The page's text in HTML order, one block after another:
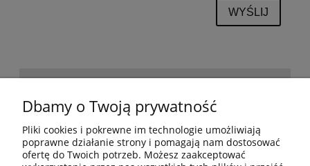
WYŚLIJ
BESTSELLERY
Dbamy o Twoją prywatność
Pliki cookies i pokrewne im technologie umożliwiają
poprawne działanie strony i pomagają nam dostosować
ofertę do Twoich potrzeb. Możesz zaakceptować